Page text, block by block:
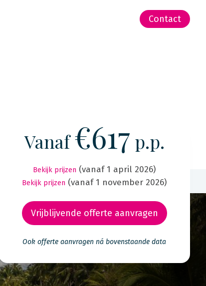
Contact
Vanaf€617 p.p.
Bekijk prijzen (vanaf 1 april 2026)
Bekijk prijzen (vanaf 1 november 2026)
Vrijblijvende offerte aanvragen
Ook offerte aanvragen ná bovenstaande data